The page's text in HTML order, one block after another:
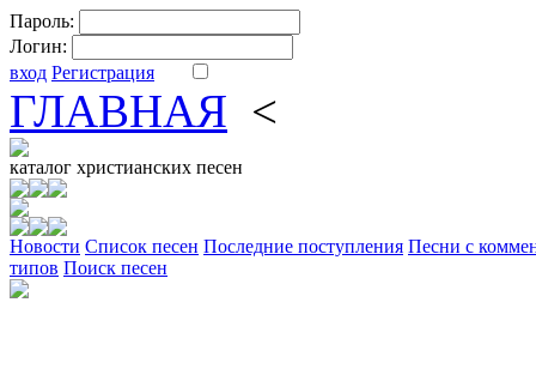
Пароль:
Логин:
вход Регистрация
ГЛАВНАЯ <
каталог христианских песен
Новости Cписок песен Последние поступления Песни с
типов Поиск песен